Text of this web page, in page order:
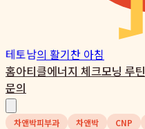
테토남의 활기찬 아침
홈아티클에너지 체크모닝 루틴
문의
차앤박피부과 차앤박 CNP